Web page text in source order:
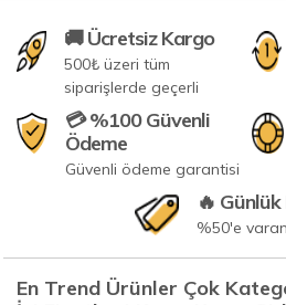
🚚 Ücretsiz Kargo
500₺ üzeri tüm
siparişlerde geçerli
💳 %100 Güvenli
Ödeme
Güvenli ödeme garantisi
🔥
%50'e
En Trend Ürünler Çok